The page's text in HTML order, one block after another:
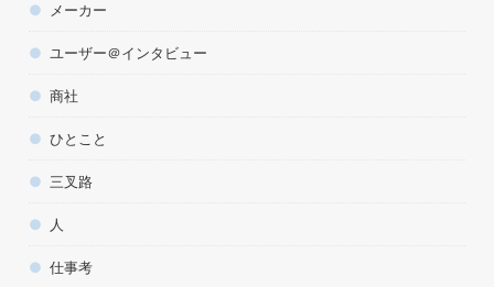
メーカー
ユーザー＠インタビュー
商社
ひとこと
三叉路
人
仕事考